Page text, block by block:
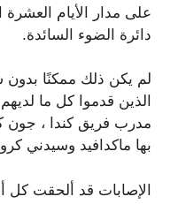
على مدار الأيام
دائرة الضوء السائدة.
لم يكن ذلك ممكنًا بدون
الذين قدموا كل ما
مدرب فريق كندا ، جون
بها ماكدافيد وسيدني
الإصابات قد ألحقت كل